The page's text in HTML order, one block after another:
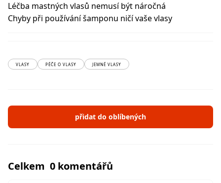
Léčba mastných vlasů nemusí být náročná
Chyby při používání šamponu ničí vaše vlasy
VLASY PÉČE O VLASY JEMNÉ VLASY
přidat do oblíbených
Celkem 0 komentářů